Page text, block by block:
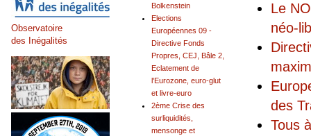
Le
néo-
des
Tous
Bolkenstein
Elections
Européennes 09 -
Directive Fonds
Propres, CEJ, Bâle 2,
Eclatement de
l'Eurozone, euro-glut
et livre-euro
2ème Crise des
surliquidités,
mensonge et
Observatoire
des Inégalités